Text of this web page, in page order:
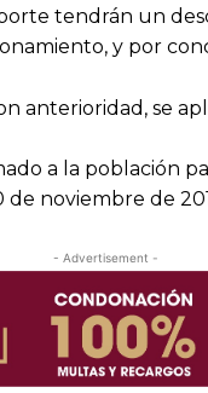
tendrán un
y por
anterioridad, se
a la población
noviembre de
- Advertisement -